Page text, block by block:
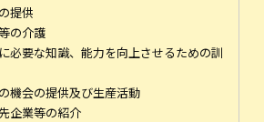
提供
の介護
必要な知識、能力を向上させるための訓
機会の提供及び生産活動
企業等の紹介